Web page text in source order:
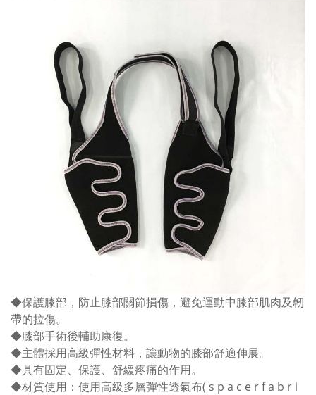
◆保護膝部，防止膝部關節損傷，避免運動中膝部肌肉及韌
帶的拉傷。
◆膝部手術後輔助康復。
◆主體採用高級彈性材料，讓動物的膝部舒適伸展。
◆具有固定、保護、舒緩疼痛的作用。
◆材質使用：使用高級多層彈性透氣布( s p a c e r f a b r i